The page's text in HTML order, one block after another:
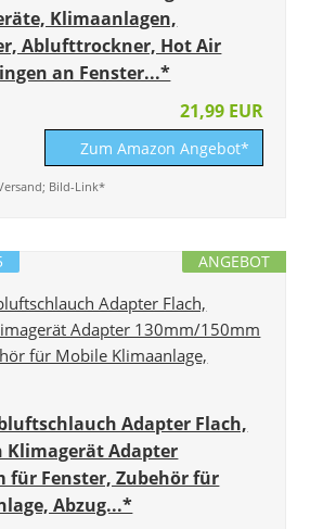
Klimaanlagen,
Ablufttrockner, Hot Air
an Fenster...*
21,99 EUR
Zum Amazon Angebot*
Bild-Link*
ANGEBOT
Adapter Flach,
Adapter
für Fenster, Zubehör für
Abzug...*